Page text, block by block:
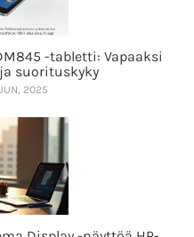
-tabletti: Vapaaksi
suorituskyky
2025